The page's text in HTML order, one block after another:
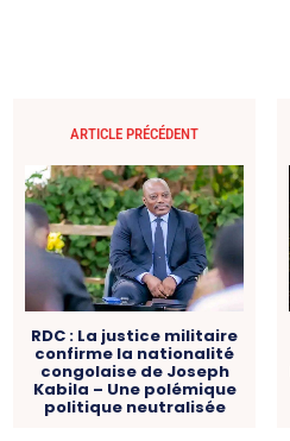
ARTICLE PRÉCÉDENT
RDC : La justice militaire
confirme la nationalité
congolaise de Joseph
Kabila – Une polémique
politique neutralisée